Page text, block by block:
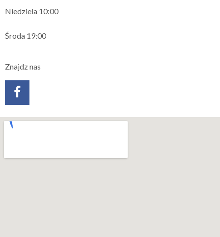
Niedziela 10:00
Środa 19:00
Znajdz nas